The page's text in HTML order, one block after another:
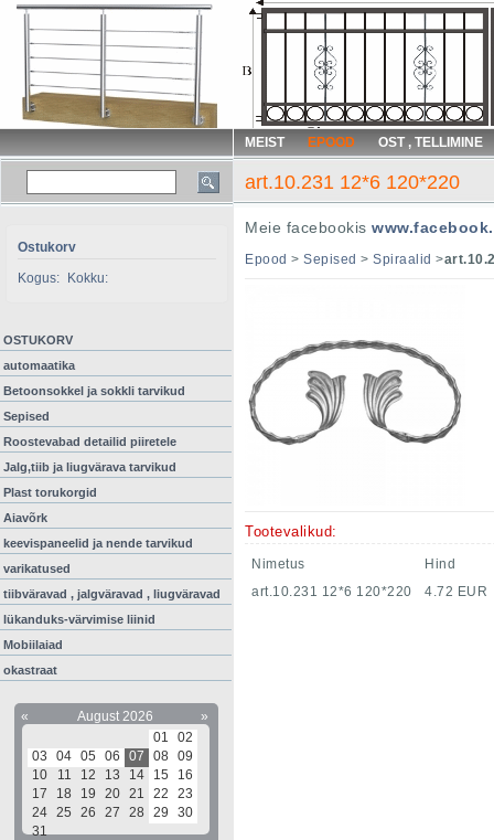
MEIST EPOOD OST , TELLIMINE
art.10.231 12*6 120*220
Ostukorv
Kogus:
Kokku:
OSTUKORV
automaatika
Betoonsokkel ja sokkli tarvikud
Sepised
Roostevabad detailid piiretele
Jalg,tiib ja liugvärava tarvikud
Plast torukorgid
Aiavõrk
keevispaneelid ja nende tarvikud
varikatused
tiibväravad , jalgväravad , liugväravad
lükanduks-värvimise liinid
Mobiilaiad
okastraat
« August 2026
»
01
02
03
04 05 06 07 08 09
10
11 12 13 14 15
16
17
18 19 20 21 22
23
24 25 26 27 28 29
30
31
Meie facebookis
Epood > Sepised > Spiraalid >
Tootevalikud:
Nimetus
Hind
art.10.231 12*6 120*220
4.72 EUR